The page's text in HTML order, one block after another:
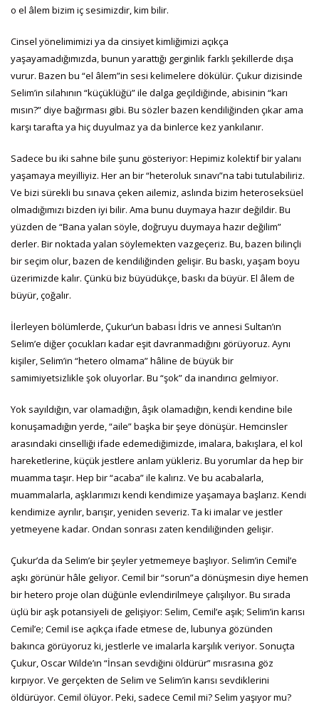
o el âlem bizim iç sesimizdir, kim bilir.
Cinsel yönelimimizi ya da cinsiyet kimliğimizi açıkça
yaşayamadığımızda, bunun yarattığı gerginlik farklı şekillerde dışa
vurur. Bazen bu “el âlem”in sesi kelimelere dökülür. Çukur dizisinde
Selim’in silahının “küçüklüğü” ile dalga geçildiğinde, abisinin “karı
mısın?” diye bağırması gibi. Bu sözler bazen kendiliğinden çıkar ama
karşı tarafta ya hiç duyulmaz ya da binlerce kez yankılanır.
Sadece bu iki sahne bile şunu gösteriyor: Hepimiz kolektif bir yalanı
yaşamaya meyilliyiz. Her an bir “heteroluk sınavı”na tabi tutulabiliriz.
Ve bizi sürekli bu sınava çeken ailemiz, aslında bizim heteroseksüel
olmadığımızı bizden iyi bilir. Ama bunu duymaya hazır değildir. Bu
yüzden de “Bana yalan söyle, doğruyu duymaya hazır değilim”
derler. Bir noktada yalan söylemekten vazgeçeriz. Bu, bazen bilinçli
bir seçim olur, bazen de kendiliğinden gelişir. Bu baskı, yaşam boyu
üzerimizde kalır. Çünkü biz büyüdükçe, baskı da büyür. El âlem de
büyür, çoğalır.
İlerleyen bölümlerde, Çukur’un babası İdris ve annesi Sultan’ın
Selim’e diğer çocukları kadar eşit davranmadığını görüyoruz. Aynı
kişiler, Selim’in “hetero olmama” hâline de büyük bir
samimiyetsizlikle şok oluyorlar. Bu “şok” da inandırıcı gelmiyor.
Yok sayıldığın, var olamadığın, âşık olamadığın, kendi kendine bile
konuşamadığın yerde, “aile” başka bir şeye dönüşür. Hemcinsler
arasındaki cinselliği ifade edemediğimizde, imalara, bakışlara, el kol
hareketlerine, küçük jestlere anlam yükleriz. Bu yorumlar da hep bir
muamma taşır. Hep bir “acaba” ile kalırız. Ve bu acabalarla,
muammalarla, aşklarımızı kendi kendimize yaşamaya başlarız. Kendi
kendimize ayrılır, barışır, yeniden severiz. Ta ki imalar ve jestler
yetmeyene kadar. Ondan sonrası zaten kendiliğinden gelişir.
Çukur’da da Selim’e bir şeyler yetmemeye başlıyor. Selim’in Cemil’e
aşkı görünür hâle geliyor. Cemil bir “sorun”a dönüşmesin diye hemen
bir hetero proje olan düğünle evlendirilmeye çalışılıyor. Bu sırada
üçlü bir aşk potansiyeli de gelişiyor: Selim, Cemil’e aşık; Selim’in karısı
Cemil’e; Cemil ise açıkça ifade etmese de, lubunya gözünden
bakınca görüyoruz ki, jestlerle ve imalarla karşılık veriyor. Sonuçta
Çukur, Oscar Wilde’ın “İnsan sevdiğini öldürür” mısrasına göz
kırpıyor. Ve gerçekten de Selim ve Selim’in karısı sevdiklerini
öldürüyor. Cemil ölüyor. Peki, sadece Cemil mi? Selim yaşıyor mu?